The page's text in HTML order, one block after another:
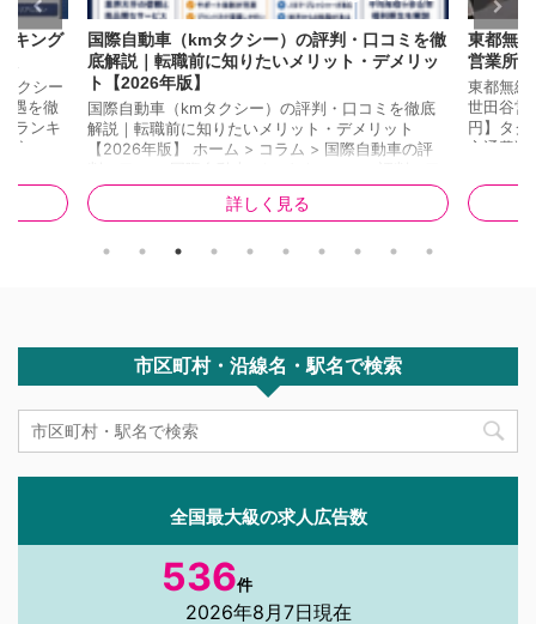
キング
クシー
遇を徹
ランキ
較 📌 こ
。 ②
位の三和
国際自動車（kmタクシー）の評判・口コミを徹
底解説｜転職前に知りたいメリット・デメリッ
ト【2026年版】
国際自動車（kmタクシー）の評判・口コミを徹底
解説｜転職前に知りたいメリット・デメリット
【2026年版】 ホーム > コラム > 国際自動車の評
コミを徹底解説｜転職前に知りたいメリット・デメ
リット【2026年版】 更新日：2026年7月25日｜タ
✅ 企業口コミサイトでの国際自動車の総合評価は
詳しく見る
東都無
営業所
東都無線
世田谷営
円】タ
交通費)
給田4-
駅 徒歩
市区町村・沿線名・駅名で検索
全国最大級の求人広告数
536件
2026年8月7日現在